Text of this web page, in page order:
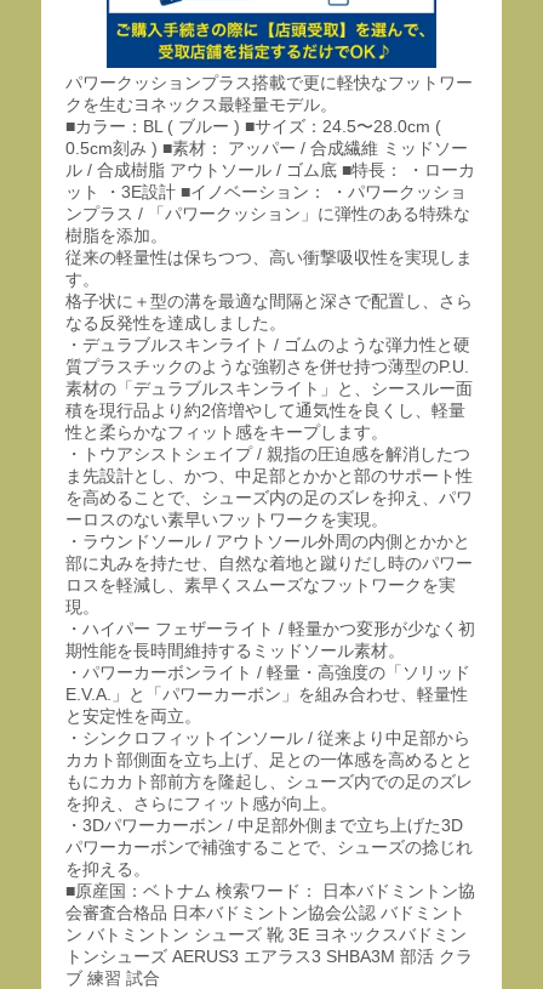
パワークッションプラス搭載で更に軽快なフットワー
クを生むヨネックス最軽量モデル。
■カラー：BL ( ブルー ) ■サイズ：24.5〜28.0cm (
0.5cm刻み ) ■素材： アッパー / 合成繊維 ミッドソー
ル / 合成樹脂 アウトソール / ゴム底 ■特長： ・ローカ
ット ・3E設計 ■イノベーション： ・パワークッショ
ンプラス / 「パワークッション」に弾性のある特殊な
樹脂を添加。
従来の軽量性は保ちつつ、高い衝撃吸収性を実現しま
す。
格子状に＋型の溝を最適な間隔と深さで配置し、さら
なる反発性を達成しました。
・デュラブルスキンライト / ゴムのような弾力性と硬
質プラスチックのような強靭さを併せ持つ薄型のP.U.
素材の「デュラブルスキンライト」と、シースルー面
積を現行品より約2倍増やして通気性を良くし、軽量
性と柔らかなフィット感をキープします。
・トウアシストシェイプ / 親指の圧迫感を解消したつ
ま先設計とし、かつ、中足部とかかと部のサポート性
を高めることで、シューズ内の足のズレを抑え、パワ
ーロスのない素早いフットワークを実現。
・ラウンドソール / アウトソール外周の内側とかかと
部に丸みを持たせ、自然な着地と蹴りだし時のパワー
ロスを軽減し、素早くスムーズなフットワークを実
現。
・ハイパー フェザーライト / 軽量かつ変形が少なく初
期性能を長時間維持するミッドソール素材。
・パワーカーボンライト / 軽量・高強度の「ソリッド
E.V.A.」と「パワーカーボン」を組み合わせ、軽量性
と安定性を両立。
・シンクロフィットインソール / 従来より中足部から
カカト部側面を立ち上げ、足との一体感を高めるとと
もにカカト部前方を隆起し、シューズ内での足のズレ
を抑え、さらにフィット感が向上。
・3Dパワーカーボン / 中足部外側まで立ち上げた3D
パワーカーボンで補強することで、シューズの捻じれ
を抑える。
■原産国：ベトナム 検索ワード： 日本バドミントン協
会審査合格品 日本バドミントン協会公認 バドミント
ン バトミントン シューズ 靴 3E ヨネックスバドミン
トンシューズ AERUS3 エアラス3 SHBA3M 部活 クラ
ブ 練習 試合